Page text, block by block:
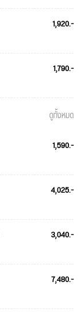
1,920.-
1,790.-
ดูทั้งหมด
1,590.-
4,025.-
3,040.-
7,480.-